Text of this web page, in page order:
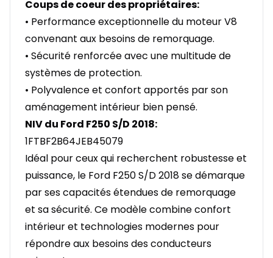
Coups de coeur des propriétaires:
• Performance exceptionnelle du moteur V8
convenant aux besoins de remorquage.
• Sécurité renforcée avec une multitude de
systèmes de protection.
• Polyvalence et confort apportés par son
aménagement intérieur bien pensé.
NIV du Ford F250 S/D 2018:
1FTBF2B64JEB45079
Idéal pour ceux qui recherchent robustesse et
puissance, le Ford F250 S/D 2018 se démarque
par ses capacités étendues de remorquage
et sa sécurité. Ce modèle combine confort
intérieur et technologies modernes pour
répondre aux besoins des conducteurs